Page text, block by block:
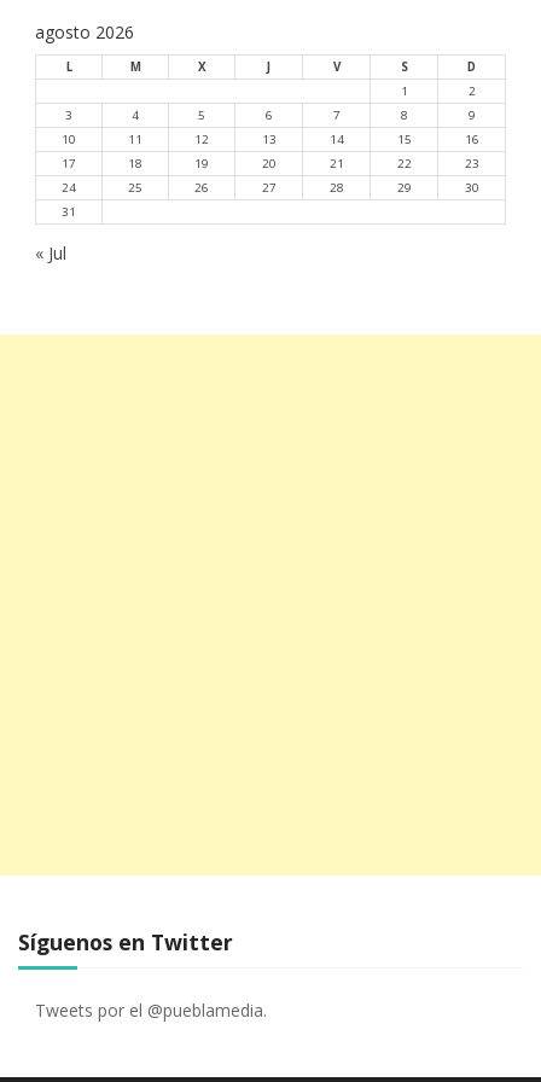
agosto 2026
L M X J V S
D
1
2
3
4 5 6 7 8
9
10
11 12 13 14 15
16
17
18 19 20 21 22
23
24
25 26 27 28 29
30
31
« Jul
Síguenos en Twitter
Tweets por el @pueblamedia.